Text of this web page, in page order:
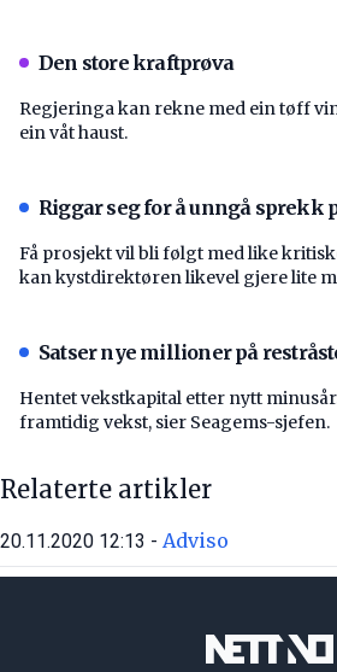
Den store kraftprøva
Regjeringa kan rekne med ein tøff
ein våt haust.
Riggar seg for å unngå sprekk
Få prosjekt vil bli følgt med like
kan kystdirektøren likevel gjere lite
Satser nye millioner på
Hentet vekstkapital etter nytt
framtidig vekst, sier Seagems-sjefen.
Relaterte artikler
20.11.2020 12:13 - Adviso